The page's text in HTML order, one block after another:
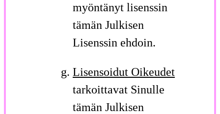
myöntänyt lisenssin
tämän Julkisen
Lisenssin ehdoin.
Lisensoidut Oikeudet
tarkoittavat Sinulle
tämän Julkisen